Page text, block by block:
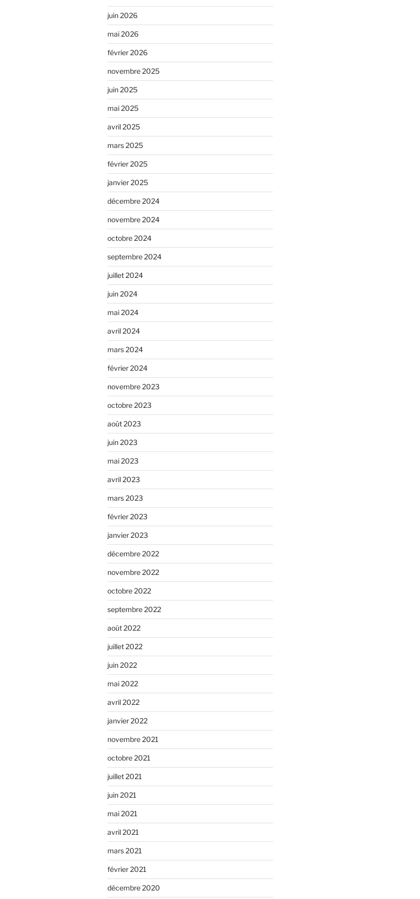
juin 2026
mai 2026
février 2026
novembre 2025
juin 2025
mai 2025
avril 2025
mars 2025
février 2025
janvier 2025
décembre 2024
novembre 2024
octobre 2024
septembre 2024
juillet 2024
juin 2024
mai 2024
avril 2024
mars 2024
février 2024
novembre 2023
octobre 2023
août 2023
juin 2023
mai 2023
avril 2023
mars 2023
février 2023
janvier 2023
décembre 2022
novembre 2022
octobre 2022
septembre 2022
août 2022
juillet 2022
juin 2022
mai 2022
avril 2022
janvier 2022
novembre 2021
octobre 2021
juillet 2021
juin 2021
mai 2021
avril 2021
mars 2021
février 2021
décembre 2020